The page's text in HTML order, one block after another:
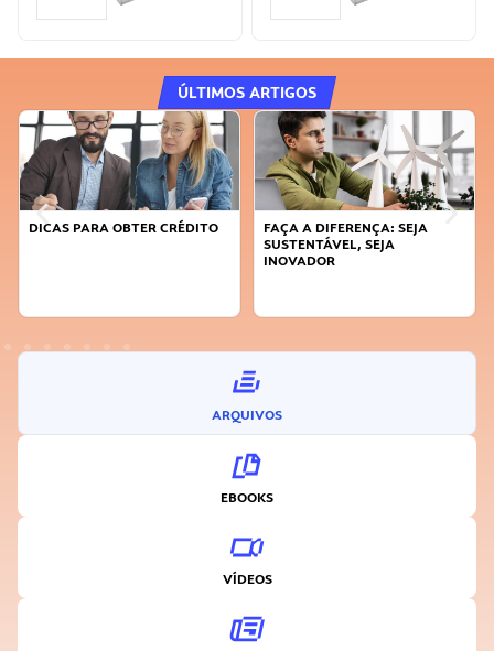
ÚLTIMOS ARTIGOS
DICAS PARA OBTER CRÉDITO
FAÇA A DIFERENÇA: SEJA
SUSTENTÁVEL, SEJA
INOVADOR
ARQUIVOS
EBOOKS
VÍDEOS